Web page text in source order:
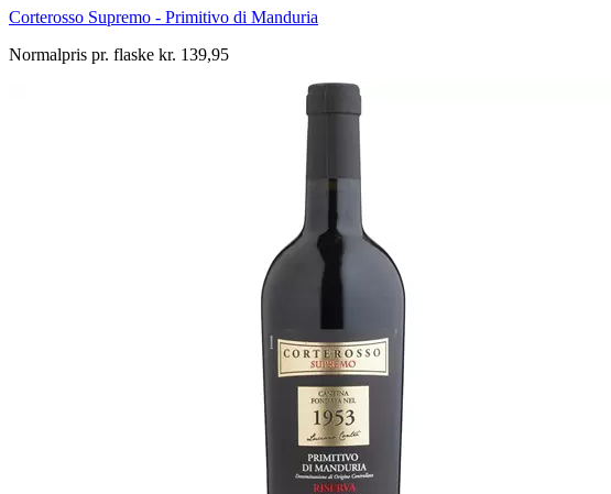
Corterosso Supremo - Primitivo di Manduria
Normalpris pr. flaske kr. 139,95